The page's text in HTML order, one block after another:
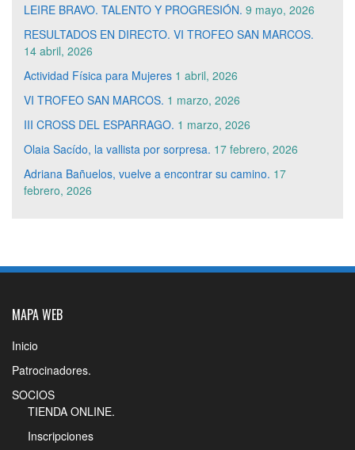
LEIRE BRAVO. TALENTO Y PROGRESIÓN. 9 mayo, 2026
RESULTADOS EN DIRECTO. VI TROFEO SAN MARCOS.
14 abril, 2026
Actividad Física para Mujeres 1 abril, 2026
VI TROFEO SAN MARCOS. 1 marzo, 2026
III CROSS DEL ESPARRAGO. 1 marzo, 2026
Olaia Sacído, la vallista por sorpresa. 17 febrero, 2026
Adriana Bañuelos, vuelve a encontrar su camino. 17
febrero, 2026
MAPA WEB
Inicio
Patrocinadores.
SOCIOS
TIENDA ONLINE.
Inscripciones